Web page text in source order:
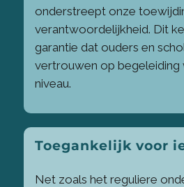
onderstreept onze
verantwoordelijkheid. Dit
garantie dat ouders en
vertrouwen op begeleiding
niveau.
Toegankelijk voor
Net zoals het reguliere